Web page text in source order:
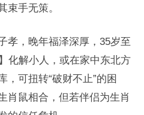
束手无策。
孝，晚年福泽深厚，35岁至
化解小人，或在家中东北方
，可扭转“破财不止”的困
肖鼠相合，但若伴侣为生肖